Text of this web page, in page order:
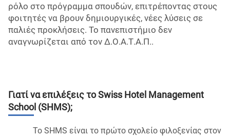
ρόλο στο πρόγραμμα σπουδών, επιτρέποντας στους
φοιτητές να βρουν δημιουργικές, νέες λύσεις σε
παλιές προκλήσεις. Το πανεπιστήμιο δεν
αναγνωρίζεται από τον Δ.Ο.Α.Τ.Α.Π..
Γιατί να επιλέξεις τοSwiss Hotel Management
School (SHMS);
Το SHMS είναι το πρώτο σχολείο φιλοξενίας στον